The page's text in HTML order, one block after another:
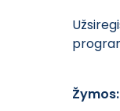
Žymos: